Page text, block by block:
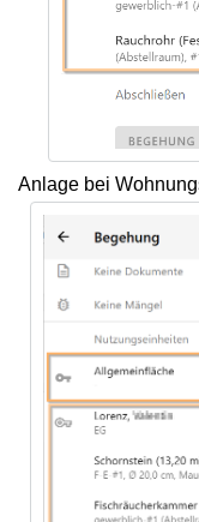
Anlage bei